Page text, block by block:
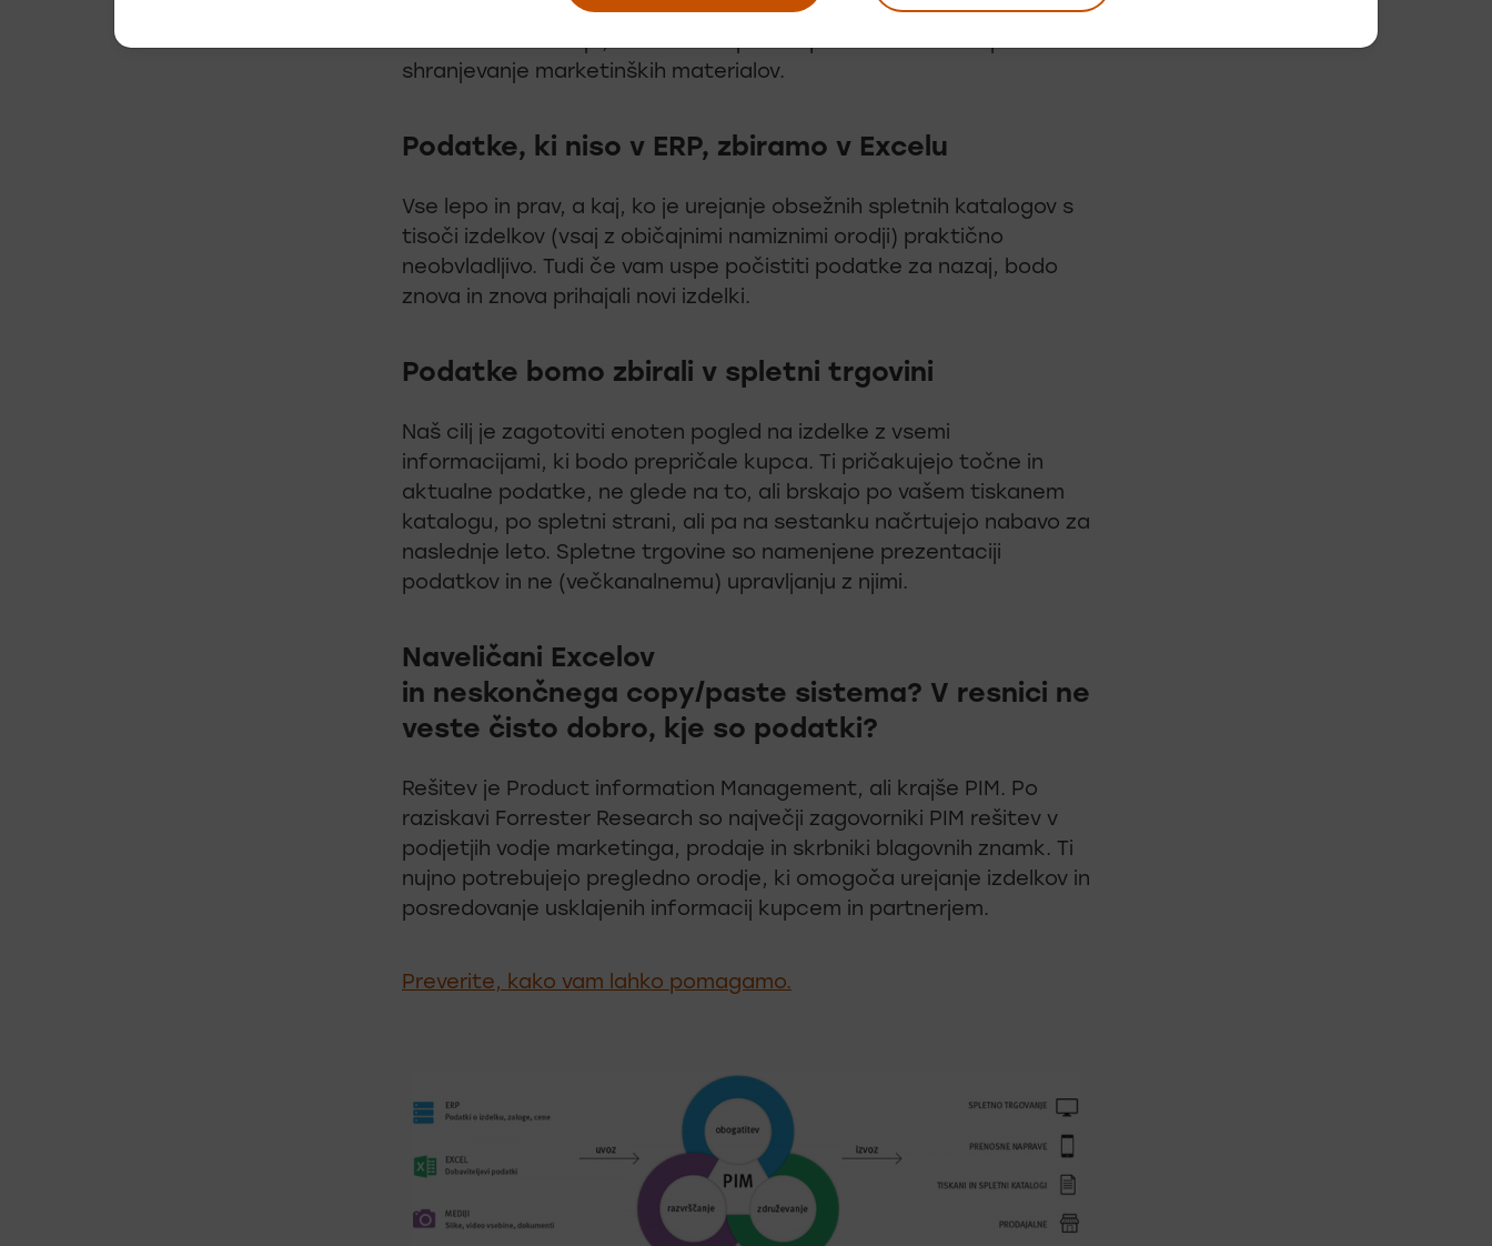
video, vabljivi naslovi, izpostavljene prednosti, daljši opisi,
shranjevanje marketinških materialov.
Podatke, ki niso v ERP, zbiramo v Excelu
Vse lepo in prav, a kaj, ko je urejanje obsežnih spletnih katalogov s
tisoči izdelkov (vsaj z običajnimi namiznimi orodji) praktično
neobvladljivo. Tudi če vam uspe počistiti podatke za nazaj, bodo
znova in znova prihajali novi izdelki.
Podatke bomo zbirali v spletni trgovini
Naš cilj je zagotoviti enoten pogled na izdelke z vsemi
informacijami, ki bodo prepričale kupca. Ti pričakujejo točne in
aktualne podatke, ne glede na to, ali brskajo po vašem tiskanem
katalogu, po spletni strani, ali pa na sestanku načrtujejo nabavo za
naslednje leto. Spletne trgovine so namenjene prezentaciji
podatkov in ne (večkanalnemu) upravljanju z njimi.
Naveličani Excelov
in neskončnega copy/paste sistema? V resnici ne
veste čisto dobro, kje so podatki?
Rešitev je Product information Management, ali krajše PIM. Po
raziskavi Forrester Research so največji zagovorniki PIM rešitev v
podjetjih vodje marketinga, prodaje in skrbniki blagovnih znamk. Ti
nujno potrebujejo pregledno orodje, ki omogoča urejanje izdelkov in
posredovanje usklajenih informacij kupcem in partnerjem.
Preverite, kako vam lahko pomagamo.